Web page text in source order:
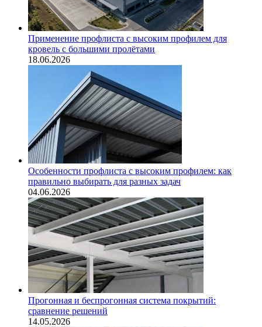
Применение профлиста с высоким профилем для
кровель с большими пролётами
18.06.2026
Особенности профлиста с высоким профилем: как
правильно выбирать для разных задач
04.06.2026
Прогонная и беспрогонная система покрытий:
сравнение решений
14.05.2026